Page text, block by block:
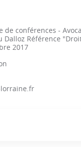
de conférences -
Dalloz Référence
2017